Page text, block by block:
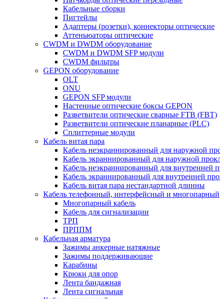
Кабельные сборки
Пигтейлы
Адаптеры (розетки), коннекторы оптические
Аттеньюаторы оптические
CWDM и DWDM оборудование
CWDM и DWDM SFP модули
CWDM фильтры
GEPON оборудование
OLT
ONU
GEPON SFP модули
Настенные оптические боксы GEPON
Разветвители оптические сварные FTB (FBT)
Разветвители оптические планарные (PLC)
Сплиттерные модули
Кабель витая пара
Кабель неэкраннированный для наружной
Кабель экраннированный для наружной
Кабель неэкраннированный для внутренней
Кабель экраннированный для внутренней
Кабель витая пара нестандартной длинны
Кабель телефонный, интерфейсный и многопарный
Многопарный кабель
Кабель для сигнализации
ТРП
ПРППМ
Кабельная арматура
Зажимы анкерные натяжные
Зажимы поддерживающие
Карабины
Крюки для опор
Лента бандажная
Лента сигнальная